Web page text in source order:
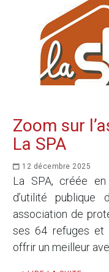
Zoom sur
La SPA
12 décembre 2025
La SPA, créée
d’utilité publique
association de
ses 64 refuges et
offrir un meilleur